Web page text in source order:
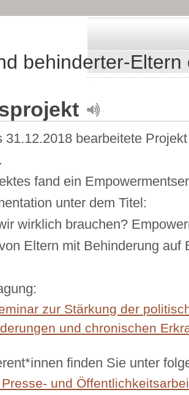
behinderter-Eltern
31.12.2018 bearbeitete
fand ein
unter dem Titel:
wirklich brauchen?
Eltern mit Behinderung
zur Stärkung der
und chronischen
finden Sie unter
und